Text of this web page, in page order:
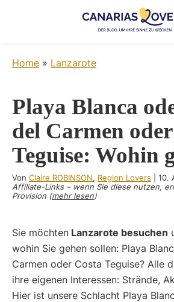
Lovers
Ihre
den
Kanarischen
Inseln
zu
wecken
Home » Lanzarote
Playa Blanca
del Carmen
Teguise: Wohin
Von Claire ROBINSON, Region Lovers 10.
Affiliate-Links – wenn Sie diese nutzen,
Provision (mehr lesen)
Sie möchten Lanzarote besuchen
wohin Sie gehen sollen: Playa
Carmen oder Costa Teguise? Alle
ihre eigenen Interessen: Strände,
Hier ist unsere Schlacht Playa